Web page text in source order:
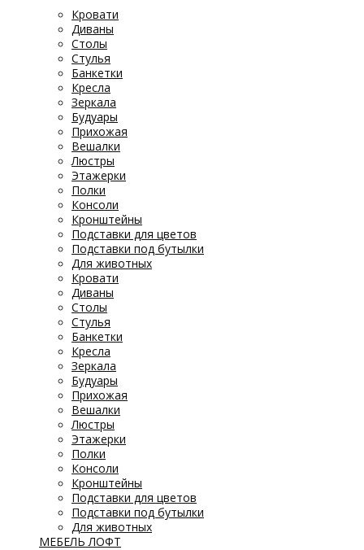
Кровати
Диваны
Столы
Стулья
Банкетки
Кресла
Зеркала
Будуары
Прихожая
Вешалки
Люстры
Этажерки
Полки
Консоли
Кронштейны
Подставки для цветов
Подставки под бутылки
Для животных
Кровати
Диваны
Столы
Стулья
Банкетки
Кресла
Зеркала
Будуары
Прихожая
Вешалки
Люстры
Этажерки
Полки
Консоли
Кронштейны
Подставки для цветов
Подставки под бутылки
Для животных
МЕБЕЛЬ ЛОФТ